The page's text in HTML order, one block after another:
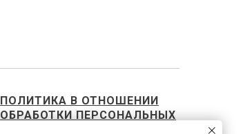
ПОЛИТИКА В ОТНОШЕНИИ
ОБРАБОТКИ ПЕРСОНАЛЬНЫХ